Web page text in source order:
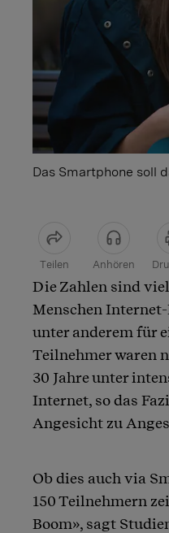
Das Smartphone soll
Teilen Anhören
Artikel teilen
Die Zahlen sind
Menschen
unter anderem für
Teilnehmer waren
30 Jahre unter
Internet, so das
Angesicht zu
Ob dies auch via
150 Teilnehmern
Boom», sagt